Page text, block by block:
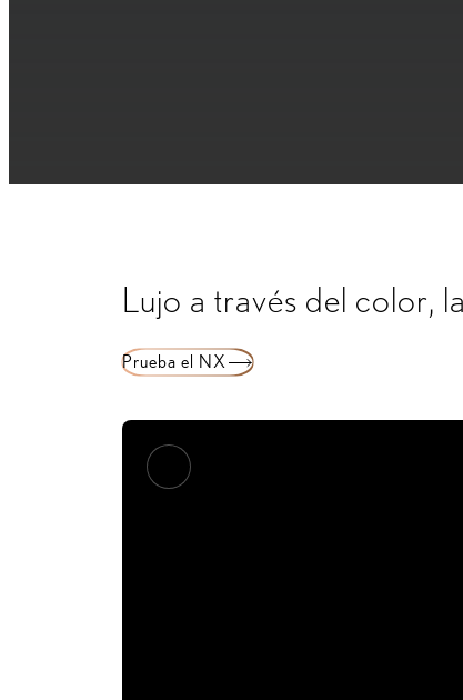
Lujo a través del color,
Prueba el NX